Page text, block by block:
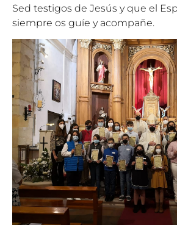
Sed testigos de Jesús y que el
siempre os guíe y acompañe.